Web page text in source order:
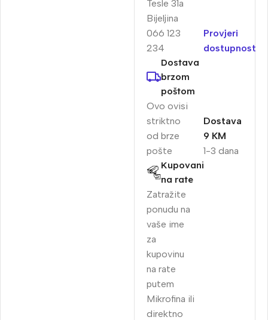
Tesle 31a
Bijeljina
066 123
234
Provjeri
dostupnost
Dostava
brzom
poštom
Ovo ovisi
striktno
od brze
pošte
1-3 dana
Dostava
9 KM
Kupovani
na rate
Zatražite
ponudu na
vaše ime
za
kupovinu
na rate
putem
Mikrofina ili
direktno